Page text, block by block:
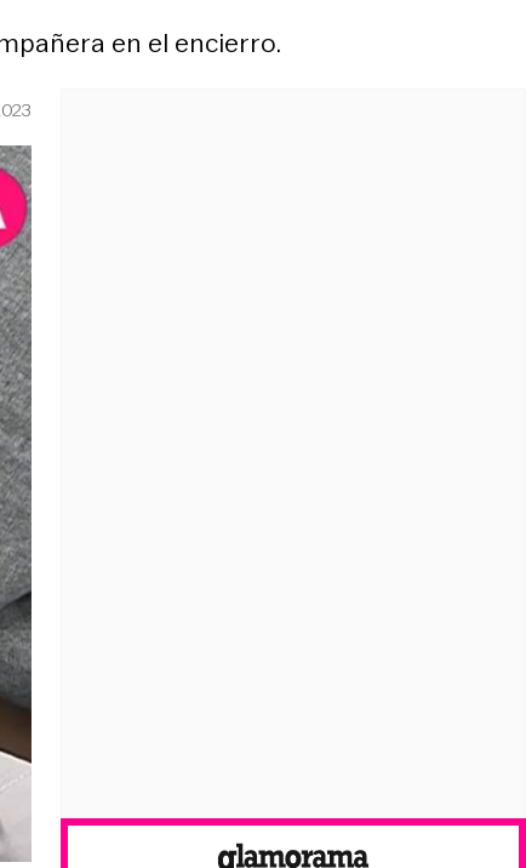
en el encierro.